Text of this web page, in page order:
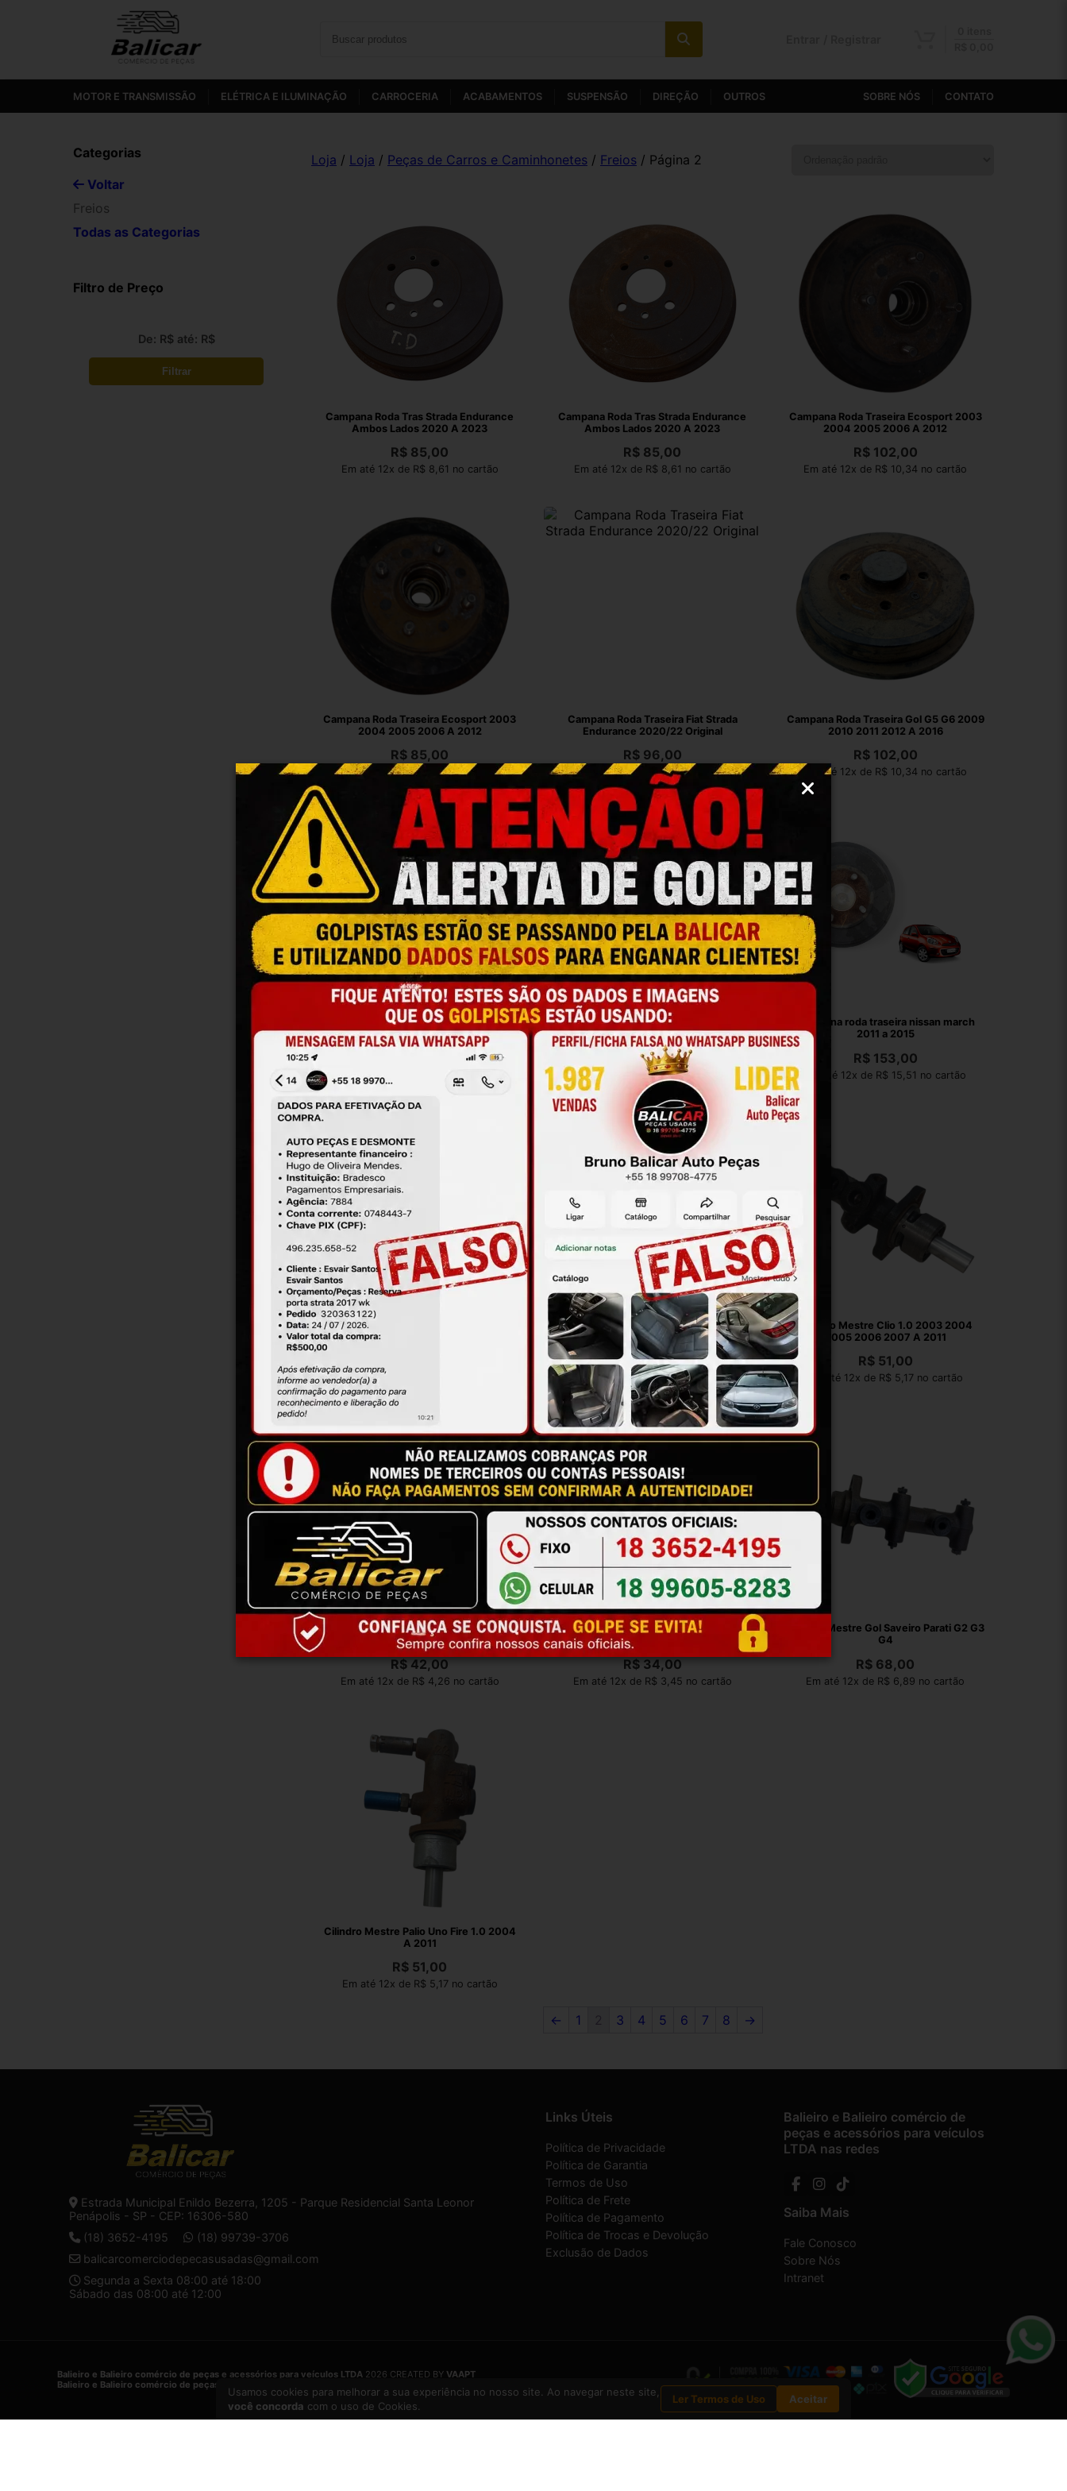
MOTOR E TRANSMISSÃO ELÉTRICA E ILUMINAÇÃO CARROCERIA ACABAMENTOS SUSPENSÃO DIREÇÃO OUTROS SOBRE NÓS CONTATO
Categorias
Voltar
Freios
Todas as Categorias
Filtro de Preço
De: R$ até: R$
Filtrar
Loja / Loja / Peças de Carros e Caminhonetes / Freios / Página 2
Campana Roda Tras Strada Endurance
Ambos Lados 2020 A 2023
R$ 85,00
Em até 12x de R$ 8,61 no cartão
Campana Roda Tras Strada Endurance
Ambos Lados 2020 A 2023
R$ 85,00
Em até 12x de R$ 8,61 no cartão
Campana Roda Traseira Ecosport 2003
2004 2005 2006 A 2012
R$102,00
Em até 12x de R$ 10,34 no cartão
Campana Roda Traseira Ecosport 2003
2004 2005 2006 A 2012
R$ 85,00
Em até 12x de R$ 8,61 no cartão
Campana Roda Traseira Fiat Strada
Endurance 2020/22 Original
R$96,00
Em até 12x de R$ 9,73 no cartão
Campana Roda Traseira Gol G5 G6 2009
2010 2011 2012 A 2016
R$102,00
Em até 12x de R$ 10,34 no cartão
Campana Roda Traseira Gol G5 G6 2009
2010 2011 A 2016
Em até 12x de R$ 10,34 no cartão
Campana Roda Traseira Hyundai Hb20
2020 2021 2022 Usada Orig
68,00
Em até 12x de R$ 6,89 no cartão
Campana roda traseira nissan march
2011 a 2015
R$153,00
Em até 12x de R$ 15,51 no cartão
Campana Traseira Logan 2007 2008
2009 Até 2013 Original
Em até 12x de R$ 5,98 no cartão
Cilindro Mestre Celta Prisma 1.4 2007
2008 2009 2010 A 2012
R$42,00
Em até 12x de R$ 4,26 no cartão
Cilindro Mestre Clio 1.0 2003 2004
2005 2006 2007 A 2011
R$51,00
Em até 12x de R$ 5,17 no cartão
Cilindro Mestre Corsa Classic 1.0 1996
1997 1998 1999 A 2016
R$ 42,00
Em até 12x de R$ 4,26 no cartão
Cilindro Mestre Freio Corsa Montana
Maxx Joy 2002 a 2012
R$34,00
Em até 12x de R$ 3,45 no cartão
Cilindro Mestre Gol Saveiro Parati G2 G3
G4
R$ 68,00
Em até 12x de R$ 6,89 no cartão
Cilindro Mestre Palio Uno Fire 1.0 2004
A 2011
R$ 51,00
Em até 12x de R$ 5,17 no cartão
← 1 2 3 4 5 6 7 8 →
Estrada Municipal Enildo Bezerra, 1205 - Parque Residencial Santa Leonor
Penápolis - SP - CEP: 16306-580
(18) 3652-4195
(18) 99739-3706
balicarcomerciodepecasusadas@gmail.com
Segunda a Sexta 08:00 até 18:00
Sábado das 08:00 até 12:00
Links Úteis
Política de Privacidade
Política de Garantia
Termos de Uso
Política de Frete
Política de Pagamento
Política de Trocas e Devolução
Exclusão de Dados
Balieiro e Balieiro comércio de
peças e acessórios para veículos
LTDA nas redes
Saiba Mais
Fale Conosco
Sobre Nós
Intranet
Balieiro e Balieiro comércio de peças e acessórios para veículos LTDA 2026 CREATED BY VAAPT
Balieiro e Balieiro comércio de peças e acessórios para veículos LTDA
Usamos cookies para melhorar a sua experiência no nosso site. Ao navegar neste site,
você concorda com o uso de Cookies.
Ler Termos de Uso Aceitar